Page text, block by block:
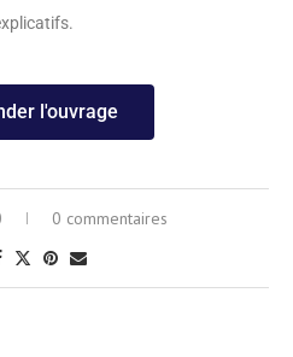
l'ouvrage
0 commentaires